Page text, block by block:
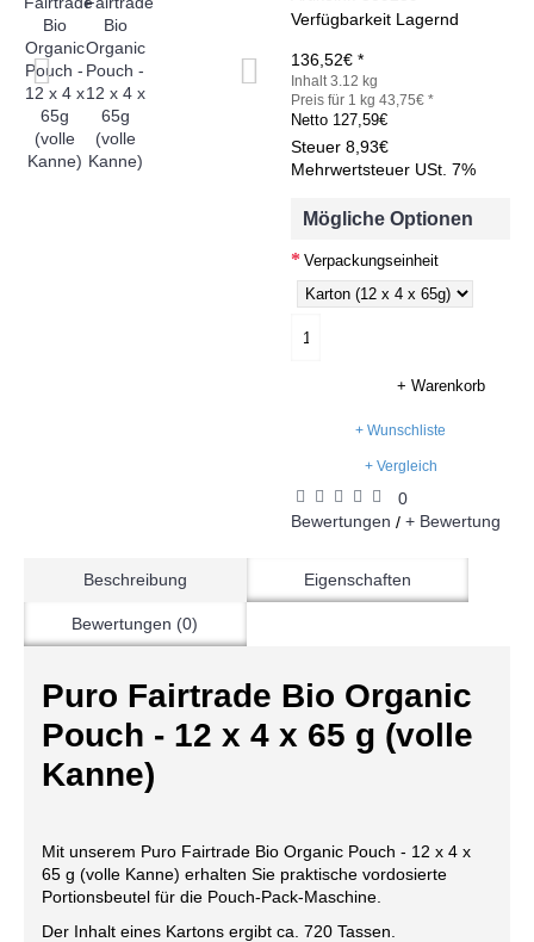
Verfügbarkeit Lagernd
136,52€ *
Inhalt 3.12 kg
Preis für 1 kg 43,75€ *
Netto 127,59€
Steuer 8,93€
Mehrwertsteuer USt. 7%
Mögliche Optionen
Verpackungseinheit
+ Warenkorb
+ Wunschliste
+ Vergleich
0
Bewertungen / + Bewertung
Beschreibung Eigenschaften
Bewertungen (0)
Puro Fairtrade Bio Organic
Pouch - 12 x 4 x 65 g (volle
Kanne)
Mit unserem Puro Fairtrade Bio Organic Pouch - 12 x 4 x
65 g (volle Kanne) erhalten Sie praktische vordosierte
Portionsbeutel für die Pouch-Pack-Maschine.
Der Inhalt eines Kartons ergibt ca. 720 Tassen.